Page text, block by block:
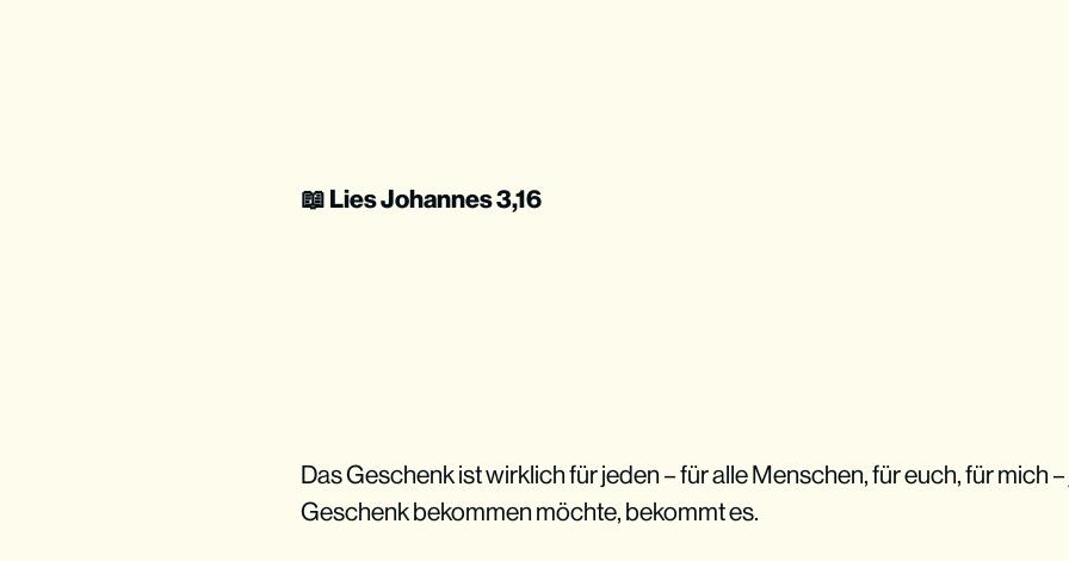
📖 Lies Johannes 3,16
Das Geschenk ist wirklich für jeden – für alle Menschen, für euch, für mich
Geschenk bekommen möchte, bekommt es.